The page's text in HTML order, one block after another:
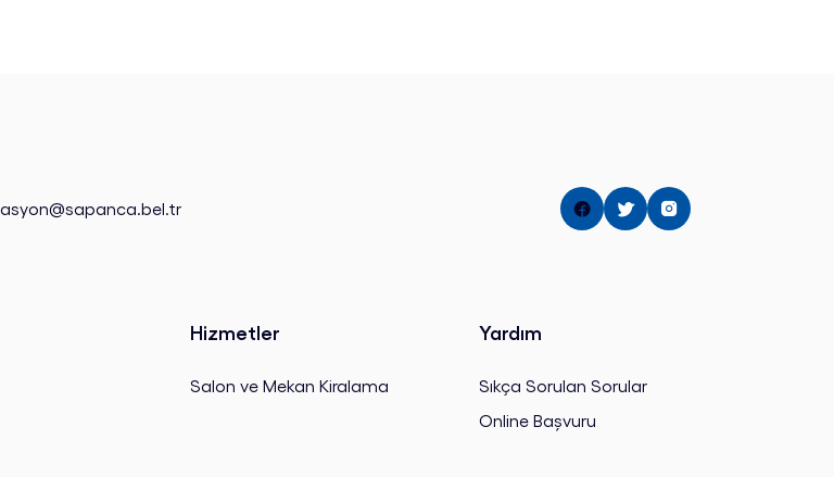
Hizmetler
Salon ve Mekan Kiralama
Yardım
Sıkça Sorulan Sorular
Online Başvuru